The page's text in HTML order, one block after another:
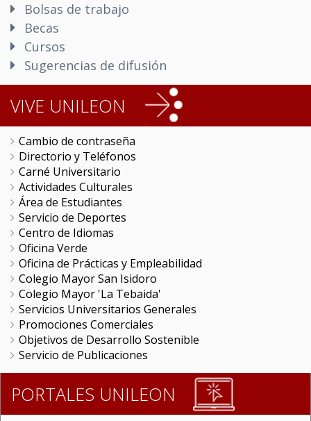
Bolsas de trabajo
Becas
Cursos
Sugerencias de difusión
VIVE UNILEON
Cambio de contraseña
Directorio y Teléfonos
Carné Universitario
Actividades Culturales
Área de Estudiantes
Servicio de Deportes
Centro de Idiomas
Oficina Verde
Oficina de Prácticas y Empleabilidad
Colegio Mayor San Isidoro
Colegio Mayor 'La Tebaida'
Servicios Universitarios Generales
Promociones Comerciales
Objetivos de Desarrollo Sostenible
Servicio de Publicaciones
PORTALES UNILEON